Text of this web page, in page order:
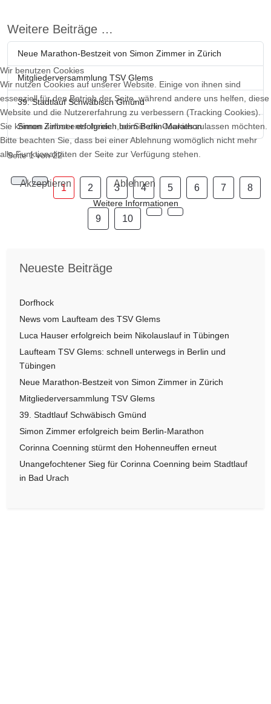
Weitere Beiträge …
Neue Marathon-Bestzeit von Simon Zimmer in Zürich
Mitgliederversammlung TSV Glems
39. Stadtlauf Schwäbisch Gmünd
Simon Zimmer erfolgreich beim Berlin-Marathon
Seite 1 von 22
1 2 3 4 5 6 7 8
9 10
Neueste Beiträge
Dorfhock
News vom Laufteam des TSV Glems
Luca Hauser erfolgreich beim Nikolauslauf in Tübingen
Laufteam TSV Glems: schnell unterwegs in Berlin und
Tübingen
Neue Marathon-Bestzeit von Simon Zimmer in Zürich
Mitgliederversammlung TSV Glems
39. Stadtlauf Schwäbisch Gmünd
Simon Zimmer erfolgreich beim Berlin-Marathon
Corinna Coenning stürmt den Hohenneuffen erneut
Unangefochtener Sieg für Corinna Coenning beim Stadtlauf
in Bad Urach
Wir benutzen Cookies
Wir nutzen Cookies auf unserer Website. Einige von ihnen sind
essenziell für den Betrieb der Seite, während andere uns helfen, diese
Website und die Nutzererfahrung zu verbessern (Tracking Cookies).
Sie können selbst entscheiden, ob Sie die Cookies zulassen möchten.
Bitte beachten Sie, dass bei einer Ablehnung womöglich nicht mehr
alle Funktionalitäten der Seite zur Verfügung stehen.
Akzeptieren Ablehnen
Weitere Informationen